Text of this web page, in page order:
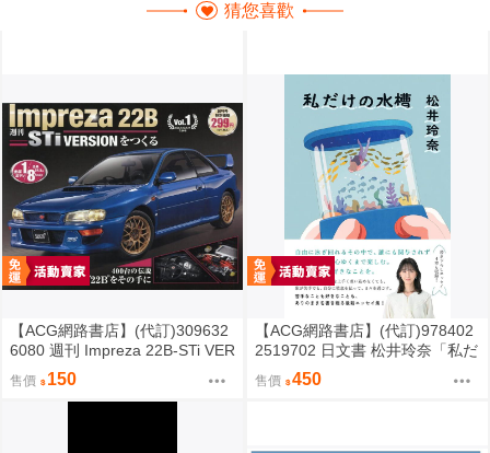
猜您喜歡
【ACG網路書店】(代訂)309632
6080 週刊 Impreza 22B-STi VER
SION をつくる (1) 創刊號
售價 150
【ACG網路書店】(代訂)978402
2519702 日文書 松井玲奈「私だ
けの水槽」
售價 450